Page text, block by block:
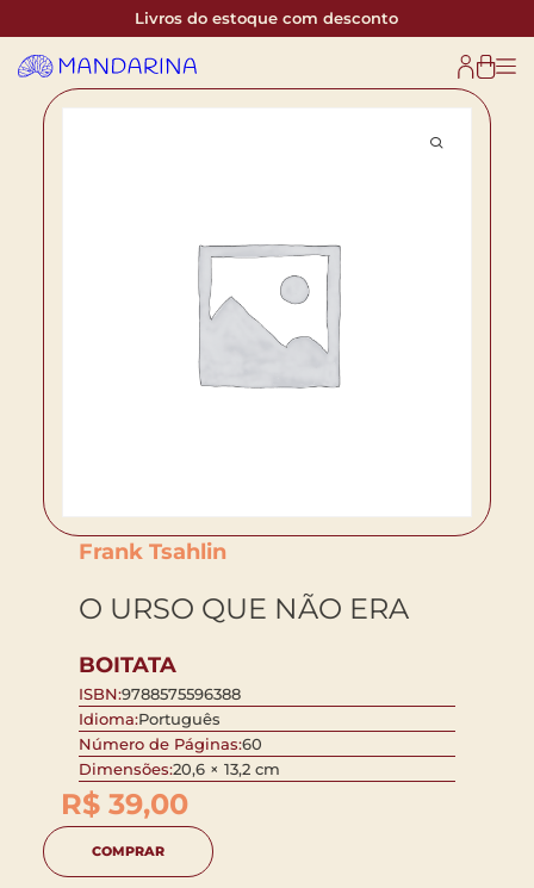
Livros do estoque com desconto
Frank Tsahlin
O URSO QUE NÃO ERA
BOITATA
ISBN:9788575596388
Idioma:Português
Número de Páginas:60
Dimensões:20,6 × 13,2 cm
R$ 39,00
COMPRAR